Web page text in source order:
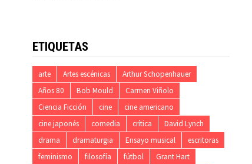
ETIQUETAS
arte Artes escénicas
Arthur Schopenhauer
Años 80
Bob Mould
Carmen Viñolo
Ciencia Ficción
cine
cine americano
cine japonés
comedia crítica
David Lynch
drama
dramaturgia Ensayo musical
escritoras
feminismo
filosofía fútbol
Grant Hart